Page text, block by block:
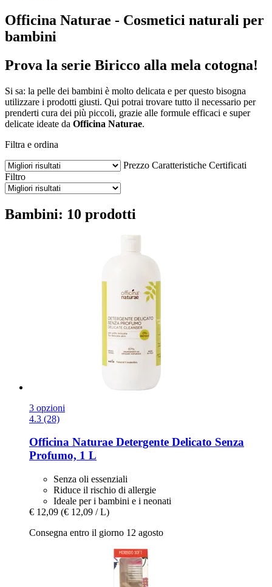
Officina Naturae - Cosmetici naturali per
bambini
Prova la serie Biricco alla mela cotogna!
Si sa: la pelle dei bambini è molto delicata e per questo bisogna
utilizzare i prodotti giusti. Qui potrai trovare tutto il necessario per
prenderti cura dei più piccoli, grazie alle formule efficaci e super
delicate ideate da Officina Naturae.
Filtra e ordina
Prezzo Caratteristiche Certificati
Filtro
Bambini: 10 prodotti
3 opzioni
4.3 (28)
Officina Naturae Detergente Delicato Senza
Profumo, 1 L
Senza oli essenziali
Riduce il rischio di allergie
Ideale per i bambini e i neonati
€ 12,09 (€ 12,09 / L)
Consegna entro il giorno 12 agosto